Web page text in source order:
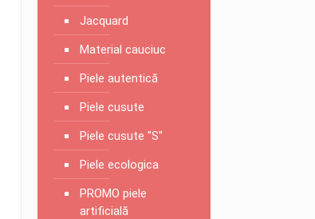
Jacquard
Material cauciuc
Piele autentică
Piele cusute
Piele cusute "S"
Piele ecologica
PROMO piele
artificială